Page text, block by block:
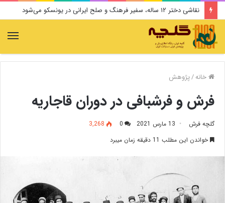
سیروس پرهام دار فانی را وداع گفت
خانه/پژوهش
فرش و فرشبافی در دوران قاجاریه
گلچه فرش 13 مارس 2021 0
3,268
خواندن این مطلب 11 دقیقه زمان میبرد